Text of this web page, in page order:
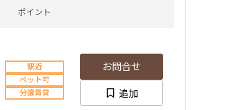
ポイント
駅近
ペット可
分譲賃貸
お問合せ
追加